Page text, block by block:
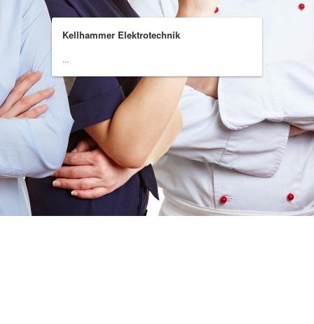
Kellhammer Elektrotechnik
...